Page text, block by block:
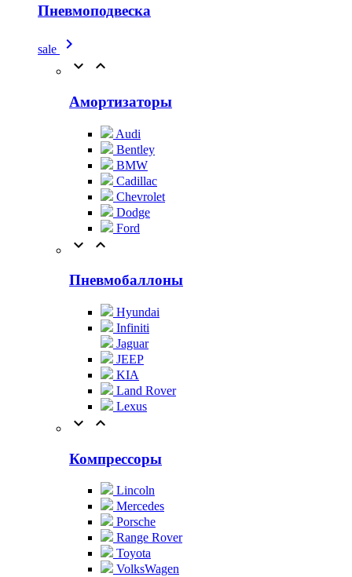
Пневмоподвеска
sale



Амортизаторы
Audi
Bentley
BMW
Cadillac
Chevrolet
Dodge
Ford
 
Пневмобаллоны
Hyundai
Infiniti
Jaguar
JEEP
KIA
Land Rover
Lexus
 
Компрессоры
Lincoln
Mercedes
Porsche
Range Rover
Toyota
VolksWagen